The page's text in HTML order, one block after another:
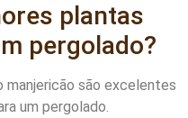
plantas
pergolado?
manjericão são excelentes
um pergolado.